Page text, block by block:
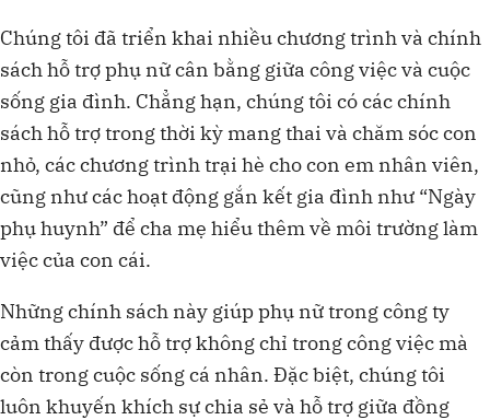
Chúng tôi đã triển khai nhiều chương trình và chính
sách hỗ trợ phụ nữ cân bằng giữa công việc và cuộc
sống gia đình. Chẳng hạn, chúng tôi có các chính
sách hỗ trợ trong thời kỳ mang thai và chăm sóc con
nhỏ, các chương trình trại hè cho con em nhân viên,
cũng như các hoạt động gắn kết gia đình như “Ngày
phụ huynh” để cha mẹ hiểu thêm về môi trường làm
việc của con cái.
Những chính sách này giúp phụ nữ trong công ty
cảm thấy được hỗ trợ không chỉ trong công việc mà
còn trong cuộc sống cá nhân. Đặc biệt, chúng tôi
luôn khuyến khích sự chia sẻ và hỗ trợ giữa đồng